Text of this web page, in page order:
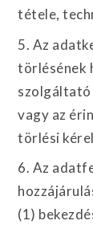
tétele,
5. Az
törlésének
szolgáltató
vagy az
törlési
6. Az
(1)